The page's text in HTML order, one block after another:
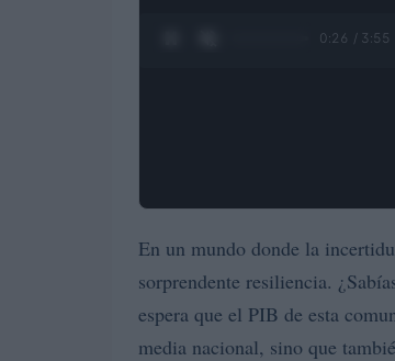
0:27 / 3:55
En un mundo donde la
sorprendente resiliencia.
espera que el PIB de esta
media nacional, sino que